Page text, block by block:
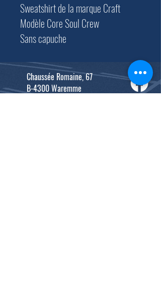
Sweatshirt de la marque Craft
Modèle Core Soul Crew
Sans capuche
Chaussée Romaine, 67
B-4300 Waremme